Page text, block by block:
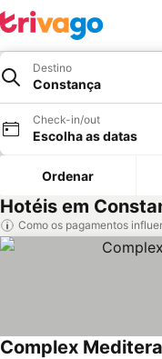
Destino
Constança
Check-in/out
Escolha as datas
Ordenar
Hotéis em
Como os pagamentos
Complex